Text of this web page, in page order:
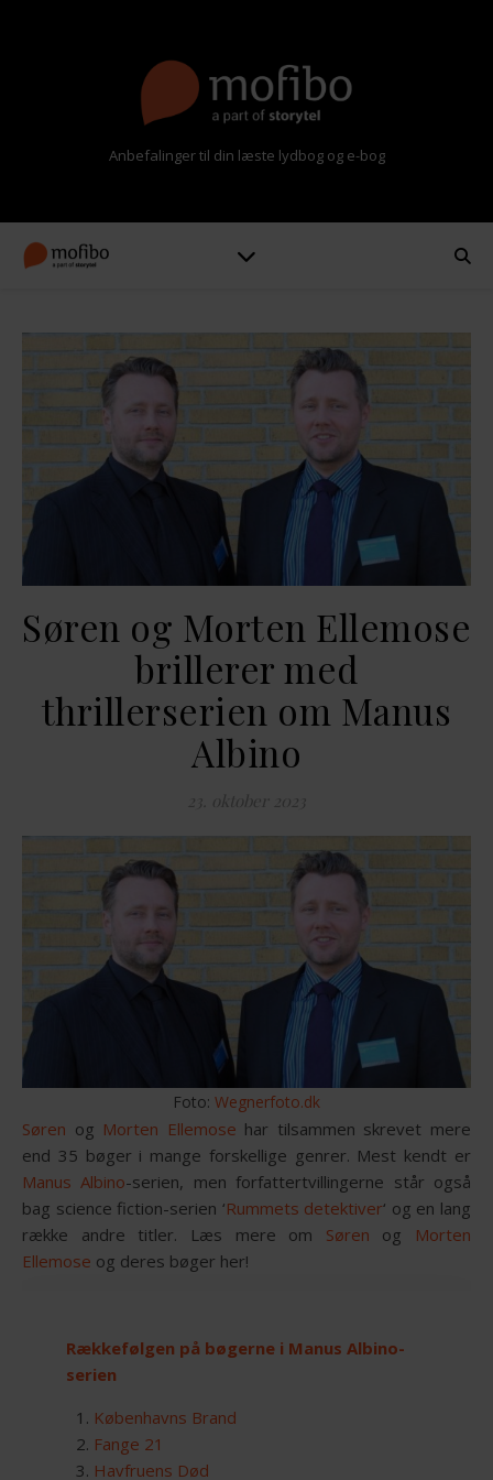
Anbefalinger til din læste lydbog og e-bog
Søren og Morten Ellemose
brillerer med
thrillerserien om Manus
Albino
23. oktober 2023
Foto: Wegnerfoto.dk
Søren og Morten Ellemose har tilsammen skrevet mere
end 35 bøger i mange forskellige genrer. Mest kendt er
Manus Albino-serien, men forfattertvillingerne står også
bag science fiction-serien ‘Rummets detektiver‘ og en lang
række andre titler. Læs mere om Søren og Morten
Ellemose og deres bøger her!
Rækkefølgen på bøgerne i Manus Albino-
serien
Københavns Brand
Fange 21
Havfruens Død